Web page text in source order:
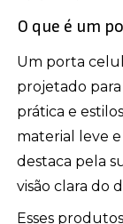
O que é um
Um porta
projetado
prática e
material leve
destaca pela
visão clara do
Esses